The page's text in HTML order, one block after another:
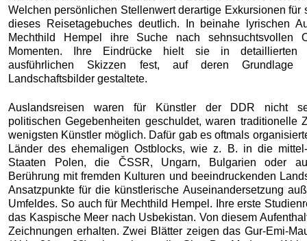
Welchen persönlichen Stellenwert derartige Exkursionen für
dieses Reisetagebuches deutlich. In beinahe lyrischen
Mechthild Hempel ihre Suche nach sehnsuchtsvollen
Momenten. Ihre Eindrücke hielt sie in detaillierten
ausführlichen Skizzen fest, auf deren Grundlage
Landschaftsbilder gestaltete.
Auslandsreisen waren für Künstler der DDR nicht
politischen Gegebenheiten geschuldet, waren traditionelle
wenigsten Künstler möglich. Dafür gab es oftmals
Länder des ehemaligen Ostblocks, wie z. B. in die
Staaten Polen, die ČSSR, Ungarn, Bulgarien oder
Berührung mit fremden Kulturen und beeindruckenden
Ansatzpunkte für die künstlerische Auseinandersetzung
Umfeldes. So auch für Mechthild Hempel. Ihre erste
das Kaspische Meer nach Usbekistan. Von diesem
Zeichnungen erhalten. Zwei Blätter zeigen das Gur-Emi-